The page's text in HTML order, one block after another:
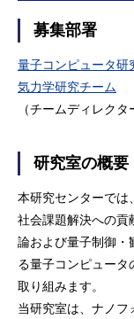
募集部署
量子コンピュータ研
気力学研究チーム
（チームディレクタ
研究室の概要
本研究センターでは
社会課題解決への貢
論および量子制御・
る量子コンピュータ
取り組みます。
当研究室は、ナノ